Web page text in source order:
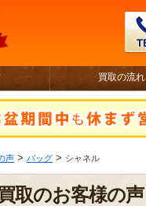
買取の流れ
声 > バッグ > シャネル
取のお客様の声